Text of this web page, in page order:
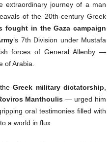
extraordinary journey of a man
of the 20th-century Greek
fought in the Gaza campaign
’s 7th Division under Mustafa
forces of General Allenby —
of Arabia.
theGreek military dictatorship
Manthoulis — urged him
oral testimonies filled with
a world in flux.